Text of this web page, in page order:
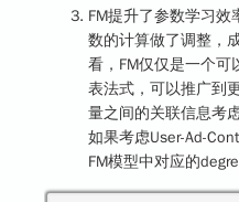
FM提升了参数学习
数的计算做了调整，
看，FM仅仅是一个
表法式，可以推广到
量之间的关联信息考
如果考虑User-Ad-
FM模型中对应的